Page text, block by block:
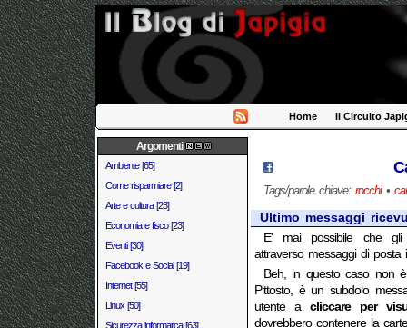
Home Il Circuito
Argomenti
Ambiente [65]
Come risparmiare [2]
Arte e cultura [23]
Economia e fisco [23]
Eventi [30]
Facebook e Social [19]
Internet [55]
Linux [50]
Sicurezza informatica [63]
Tags/parole chiave: rocchi•
Ultimo messaggi
E' mai possibile che gli
attraverso messaggi di posta
Beh, in questo caso non
Pittosto, è un subdolo
utente a cliccare per
dovrebbero contenere la